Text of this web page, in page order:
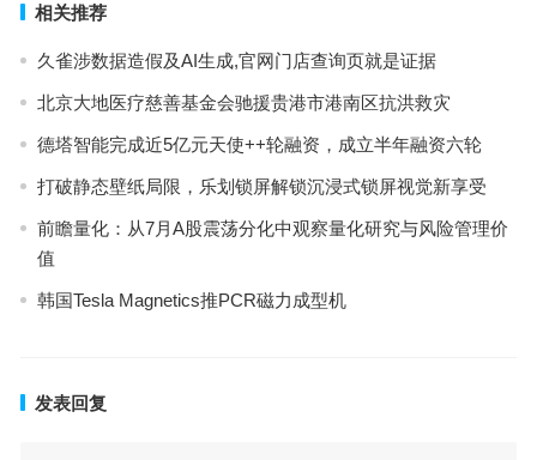
相关推荐
久雀涉数据造假及AI生成,官网门店查询页就是证据
北京大地医疗慈善基金会驰援贵港市港南区抗洪救灾
德塔智能完成近5亿元天使++轮融资，成立半年融资六轮
打破静态壁纸局限，乐划锁屏解锁沉浸式锁屏视觉新享受
前瞻量化：从7月A股震荡分化中观察量化研究与风险管理价
值
韩国Tesla Magnetics推PCR磁力成型机
发表回复